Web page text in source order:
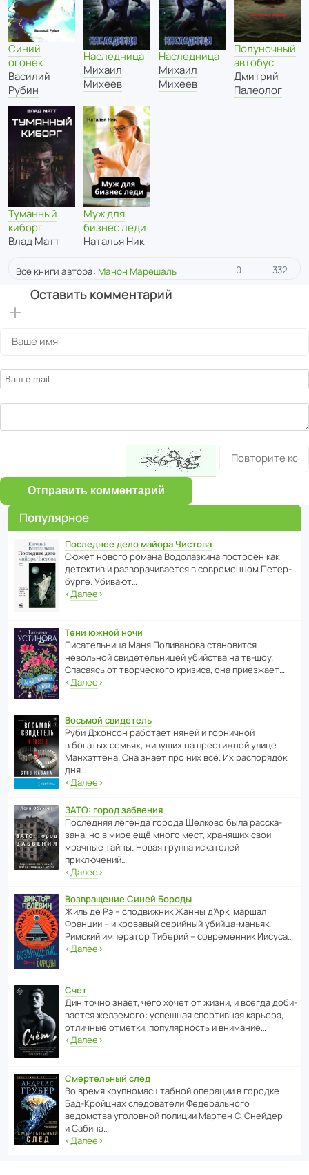
Синий
огонек
Василий
Рубин
Наследница
Михаил
Михеев
Наследница
Михаил
Михеев
Полуночный
автобус
Дмитрий
Палеолог
Туманный
киборг
Влад Матт
Муж для
бизнес леди
Наталья Ник
Все книги автора: Манон Марешаль 0 332
Оставить комментарий
Отправить комментарий
Популярное
Последнее дело майора Чистова
Сюжет нового романа Водо­ла­з­кина пост­роен как
дете­ктив и разво­ра­чи­ва­ется в совре­менном Пете­р­
бурге. Убивают…
‹Далее›
Тени южной ночи
Писа­тель­ница Маня Поли­ва­нова стано­вится
невольной свиде­тель­ницей убийства на тв-шоу.
Спасаясь от твор­че­с­кого кризиса, она приезжает…
‹Далее›
Восьмой свидетель
Руби Джонсон рабо­тает няней и горни­чной
в богатых семьях, живущих на прес­ти­жной улице
Манх­эт­тена. Она знает про них всё. Их распо­рядок
дня…
‹Далее›
ЗАТО: город забвения
После­дняя легенда города Шелково была расска­
зана, но в мире ещё много мест, хранящих свои
мрачные тайны. Новая группа иска­телей
приключений…
‹Далее›
Возвращение Синей Бороды
Жиль де Рэ – спод­ви­жник Жанны д’Арк, маршал
Франции – и кровавый серийный убийца-маньяк.
Римский импе­ратор Тиберий – совре­менник Иисуса…
‹Далее›
Счет
Дин точно знает, чего хочет от жизни, и всегда доби­
ва­ется жела­е­мого: успе­шная спор­ти­вная карьера,
отли­чные отметки, попу­ля­р­ность и внимание…
‹Далее›
Смертельный след
Во время круп­но­мас­ш­та­бной операции в городке
Бад‑Крой­цнах следо­ва­тели Феде­раль­ного
ведомства уголо­вной полиции Мартен С. Снейдер
и Сабина…
‹Далее›